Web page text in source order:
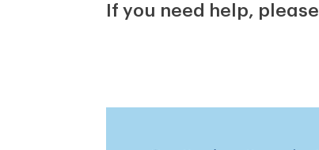
If you need help, please